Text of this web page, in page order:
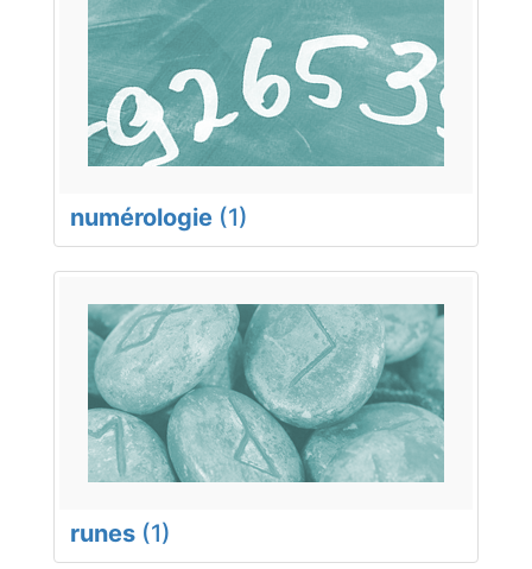
numérologie (1)
runes (1)